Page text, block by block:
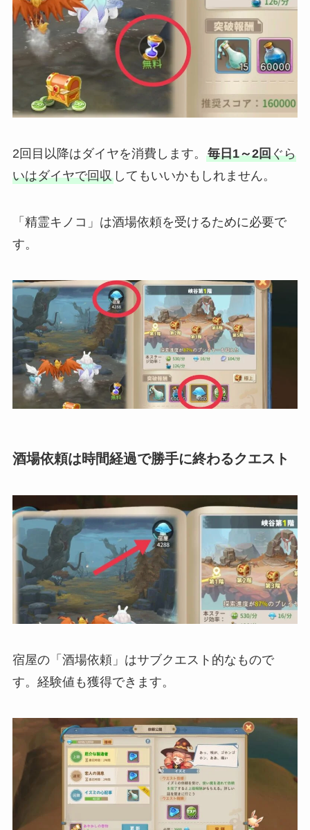
2回目以降はダイヤを消費します。 毎日1～2回ぐら
いはダイヤで回収してもいいかもしれません。
「精霊キノコ」は酒場依頼を受けるために必要で
す。
酒場依頼は時間経過で勝手に終わるクエスト
宿屋の「酒場依頼」はサブクエスト的なもので
す。経験値も獲得できます。